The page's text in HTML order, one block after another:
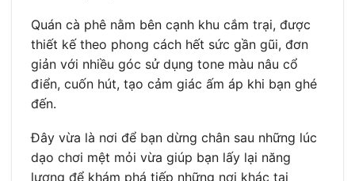
Quán cà phê nằm bên cạnh khu cắm trại, được
thiết kế theo phong cách hết sức gần gũi, đơn
giản với nhiều góc sử dụng tone màu nâu cổ
điển, cuốn hút, tạo cảm giác ấm áp khi bạn ghé
đến.
Đây vừa là nơi để bạn dừng chân sau những lúc
dạo chơi mệt mỏi vừa giúp bạn lấy lại năng
lượng để khám phá tiếp những nơi khác tại